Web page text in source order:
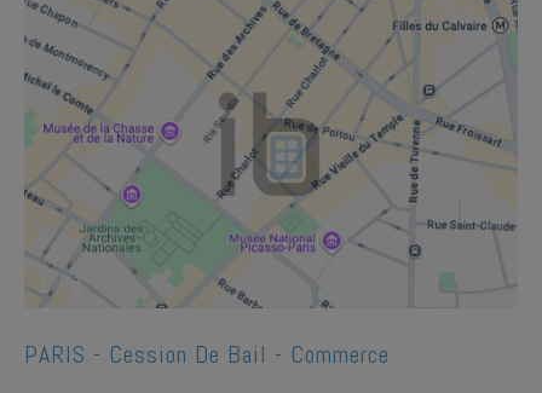
1/ 1
PARIS - Cession De Bail - Commerce